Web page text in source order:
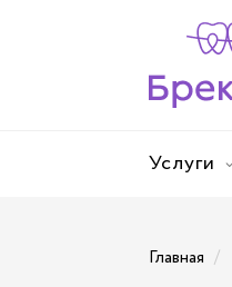
Услуги
Главная /